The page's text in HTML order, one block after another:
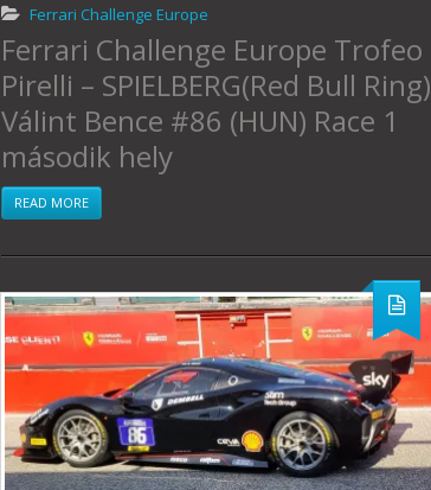
Ferrari Challenge Europe
Ferrari Challenge Europe Trofeo
Pirelli – SPIELBERG(Red Bull Ring)
Válint Bence #86 (HUN) Race 1
második hely
READ MORE